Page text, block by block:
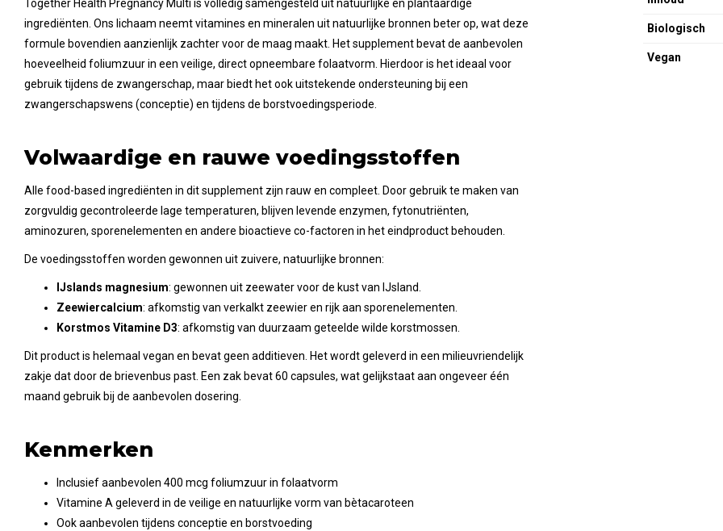
Together Health Pregnancy Multi is volledig samengesteld uit natuurlijke en plantaardige
ingrediënten. Ons lichaam neemt vitamines en mineralen uit natuurlijke bronnen beter op, wat deze
formule bovendien aanzienlijk zachter voor de maag maakt. Het supplement bevat de aanbevolen
hoeveelheid foliumzuur in een veilige, direct opneembare folaatvorm. Hierdoor is het ideaal voor
gebruik tijdens de zwangerschap, maar biedt het ook uitstekende ondersteuning bij een
zwangerschapswens (conceptie) en tijdens de borstvoedingsperiode.
Volwaardige en rauwe voedingsstoffen
Alle food-based ingrediënten in dit supplement zijn rauw en compleet. Door gebruik te maken van
zorgvuldig gecontroleerde lage temperaturen, blijven levende enzymen, fytonutriënten,
aminozuren, sporenelementen en andere bioactieve co-factoren in het eindproduct behouden.
De voedingsstoffen worden gewonnen uit zuivere, natuurlijke bronnen:
IJslands magnesium: gewonnen uit zeewater voor de kust van IJsland.
Zeewiercalcium: afkomstig van verkalkt zeewier en rijk aan sporenelementen.
Korstmos Vitamine D3: afkomstig van duurzaam geteelde wilde korstmossen.
Dit product is helemaal vegan en bevat geen additieven. Het wordt geleverd in een milieuvriendelijk
zakje dat door de brievenbus past. Een zak bevat 60 capsules, wat gelijkstaat aan ongeveer één
maand gebruik bij de aanbevolen dosering.
Kenmerken
Inclusief aanbevolen 400 mcg foliumzuur in folaatvorm
Vitamine A geleverd in de veilige en natuurlijke vorm van bètacaroteen
Ook aanbevolen tijdens conceptie en borstvoeding
Biologisch
Vegan